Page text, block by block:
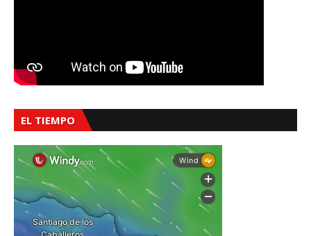
EL TIEMPO